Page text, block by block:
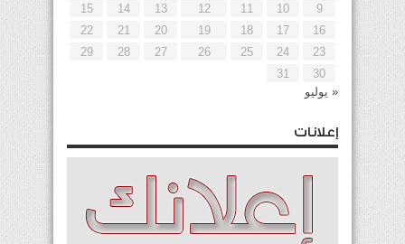
9
10
11
12
13
14
15
16
17
18
19
20
21
22
23
24
25
26
27
28
29
30
31
« يوليو
إعلانات